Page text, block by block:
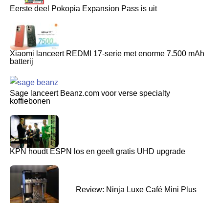
Eerste deel Pokopia Expansion Pass is uit
Xiaomi lanceert REDMI 17-serie met enorme 7.500 mAh
batterij
Sage lanceert Beanz.com voor verse specialty
koffiebonen
KPN houdt ESPN los en geeft gratis UHD upgrade
Review: Ninja Luxe Café Mini Plus